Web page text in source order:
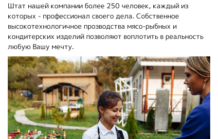
Штат нашей компании более 250 человек, каждый из
которых - профессионал своего дела. Собственное
высокотехнологичное прозводства мясо-рыбных и
кондитерских изделий позволяют воплотить в реальность
любую Вашу мечту.